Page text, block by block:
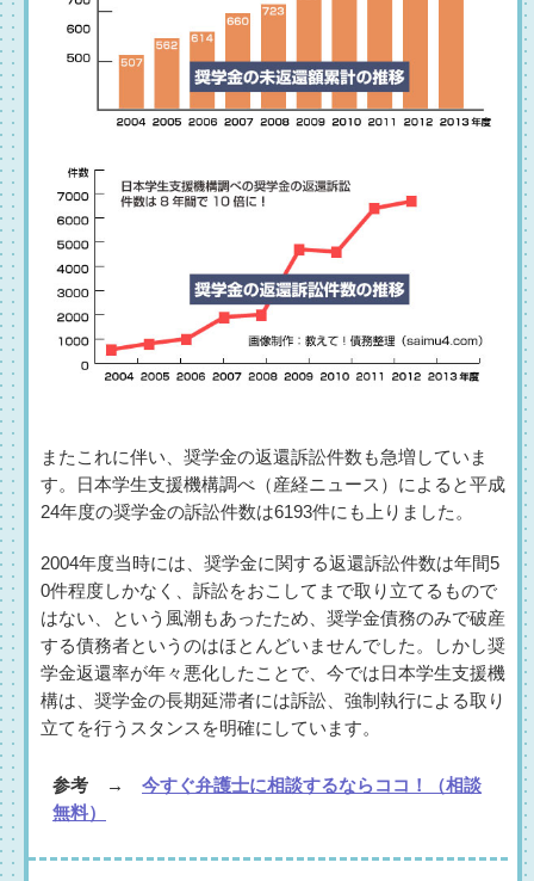
またこれに伴い、奨学金の返還訴訟件数も急増していま
す。日本学生支援機構調べ（産経ニュース）によると平成
24年度の奨学金の訴訟件数は6193件にも上りました。
2004年度当時には、奨学金に関する返還訴訟件数は年間5
0件程度しかなく、訴訟をおこしてまで取り立てるもので
はない、という風潮もあったため、奨学金債務のみで破産
する債務者というのはほとんどいませんでした。しかし奨
学金返還率が年々悪化したことで、今では日本学生支援機
構は、奨学金の長期延滞者には訴訟、強制執行による取り
立てを行うスタンスを明確にしています。
参考 → 今すぐ弁護士に相談するならココ！（相談
無料）